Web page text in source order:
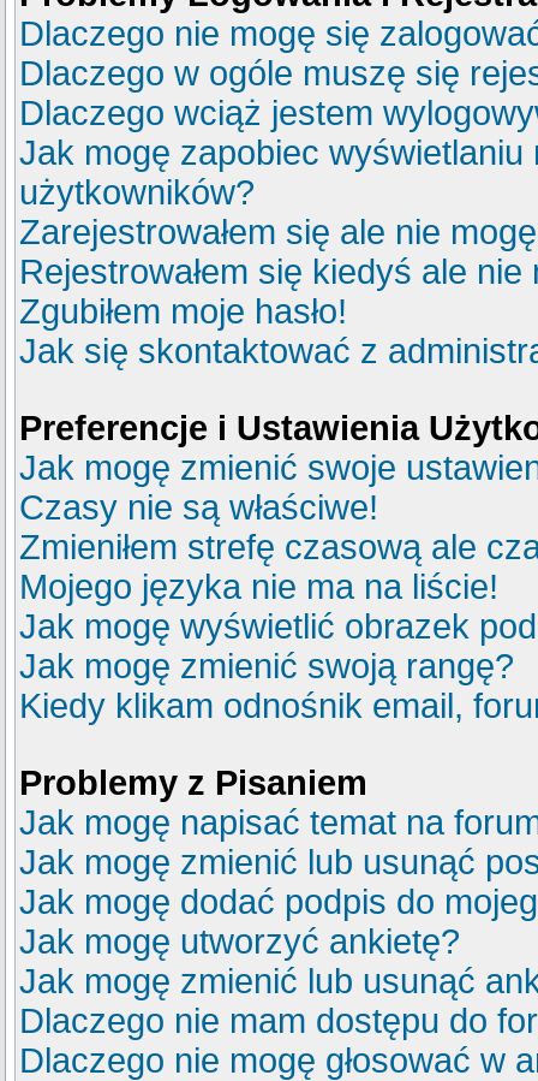
Dlaczego nie mogę się
Dlaczego w ogóle muszę się
Dlaczego wciąż jestem
Jak mogę zapobiec
użytkowników?
Zarejestrowałem się ale nie
Rejestrowałem się kiedyś ale
Zgubiłem moje hasło!
Jak się skontaktować z
Preferencje i Ustawienia
Jak mogę zmienić swoje
Czasy nie są właściwe!
Zmieniłem strefę czasową ale
Mojego języka nie ma na liście!
Jak mogę wyświetlić obrazek
Jak mogę zmienić swoją rangę?
Kiedy klikam odnośnik email,
Problemy z Pisaniem
Jak mogę napisać temat na
Jak mogę zmienić lub usunąć
Jak mogę dodać podpis do
Jak mogę utworzyć ankietę?
Jak mogę zmienić lub usunąć
Dlaczego nie mam dostępu do
Dlaczego nie mogę głosować w